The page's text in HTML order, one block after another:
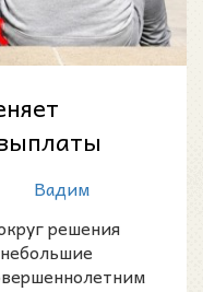
опеки
Вадим
решения